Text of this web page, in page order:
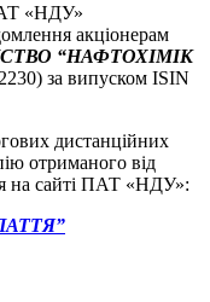
«НДУ»
акціонерам
“НАФТОХІМІК
за випуском ISIN
дистанційних
отриманого від
на сайті ПАТ «НДУ»: